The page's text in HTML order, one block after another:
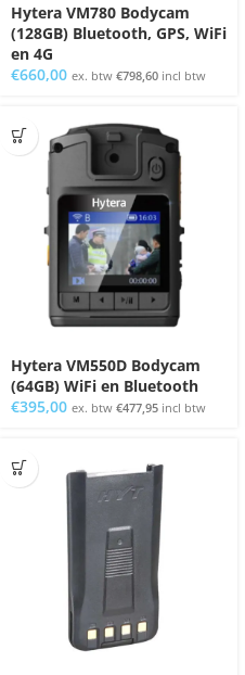
Hytera VM780 Bodycam
(128GB) Bluetooth, GPS, WiFi
en 4G
€660,00 ex. btw €798,60 incl btw
Hytera VM550D Bodycam
(64GB) WiFi en Bluetooth
€395,00 ex. btw €477,95 incl btw